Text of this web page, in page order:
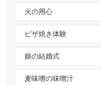
火の用心
ピザ焼き体験
娘の結婚式
麦味噌の味噌汁